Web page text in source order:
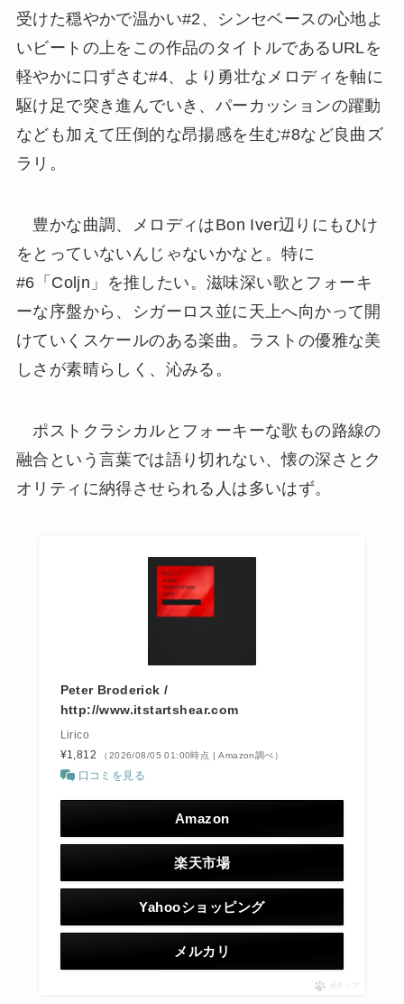
受けた穏やかで温かい#2、シンセベースの心地よ
いビートの上をこの作品のタイトルであるURLを
軽やかに口ずさむ#4、より勇壮なメロディを軸に
駆け足で突き進んでいき、パーカッションの躍動
なども加えて圧倒的な昂揚感を生む#8など良曲ズ
ラリ。
豊かな曲調、メロディはBon Iver辺りにもひけ
をとっていないんじゃないかなと。特に
#6「Coljn」を推したい。滋味深い歌とフォーキ
ーな序盤から、シガーロス並に天上へ向かって開
けていくスケールのある楽曲。ラストの優雅な美
しさが素晴らしく、沁みる。
ポストクラシカルとフォーキーな歌もの路線の
融合という言葉では語り切れない、懐の深さとク
オリティに納得させられる人は多いはず。
Peter Broderick /
http://www.itstartshear.com
Lirico
¥1,812
（2026/08/05 01:00時点 | Amazon調べ）
口コミを見る
Amazon
楽天市場
Yahooショッピング
メルカリ
ポチップ